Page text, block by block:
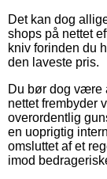
Det kan dog
shops på nettet
kniv forinden du
den laveste pris.
Du bør dog være
nettet frembyder
overordentlig
en uoprigtig
omsluttet af et
imod